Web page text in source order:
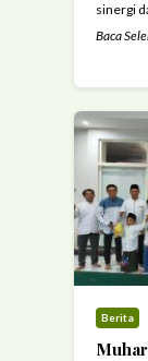
sinergi
umat.
relawan
empat
Jumat
...Read
Baca
Berita